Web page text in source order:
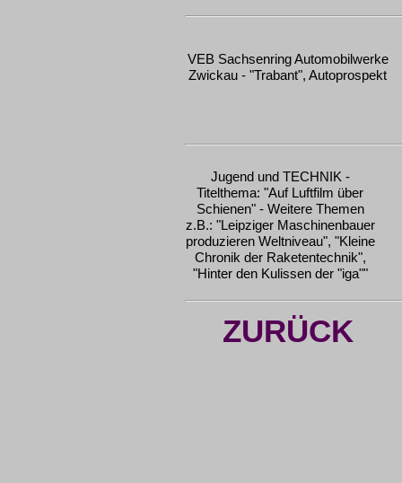
VEB Sachsenring Automobilwerke
Zwickau - "Trabant", Autoprospekt
Jugend und TECHNIK -
Titelthema: "Auf Luftfilm über
Schienen" - Weitere Themen
z.B.: "Leipziger Maschinenbauer
produzieren Weltniveau", "Kleine
Chronik der Raketentechnik",
"Hinter den Kulissen der "iga""
ZURÜCK